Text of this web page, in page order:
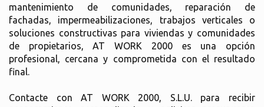
mantenimiento de comunidades, reparación de
fachadas, impermeabilizaciones, trabajos verticales o
soluciones constructivas para viviendas y comunidades
de propietarios, AT WORK 2000 es una opción
profesional, cercana y comprometida con el resultado
final.
Contacte con AT WORK 2000, S.L.U. para recibir